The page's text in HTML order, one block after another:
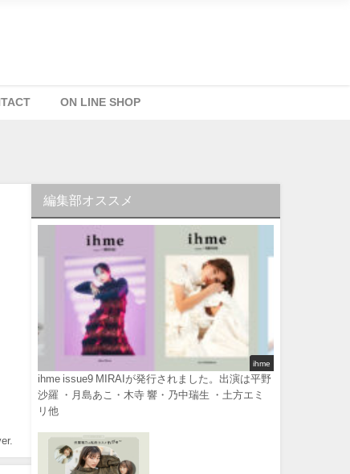
ON LINE SHOP
編集部オススメ
ihme
ihme issue9 MIRAIが発行されました。出演は平野
沙羅 ・月島あこ・木寺 響・乃中瑞生 ・土方エミ
リ他